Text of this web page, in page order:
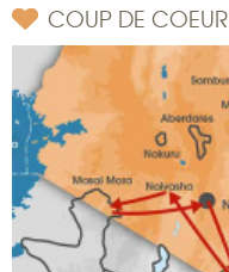
COUP DE COEUR